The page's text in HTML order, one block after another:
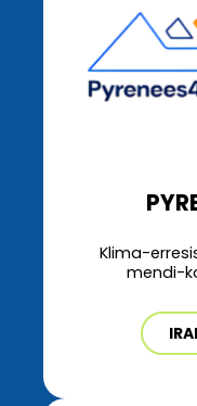
Klima-
mendi-